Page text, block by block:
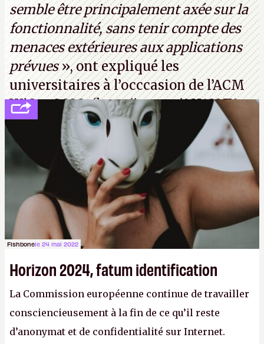
semble être principalement axée sur la
fonctionnalité, sans tenir compte des
menaces extérieures aux applications
prévues», ont expliqué les
universitaires à l’occcasion de l’ACM
WiSec 2022. (http://cpc.cx/AH432T1
(PDF) - Crédit photo : Pexels - Tyler
Lastovich)
Fishbonele 24 mai 2022
Horizon 2024, fatum identification
La Commission européenne continue de travailler
consciencieusement à la fin de ce qu’il reste
d’anonymat et de confidentialité sur Internet.